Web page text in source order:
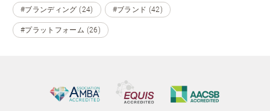
#ブランディング (24) #ブランド (42)
#プラットフォーム (26)